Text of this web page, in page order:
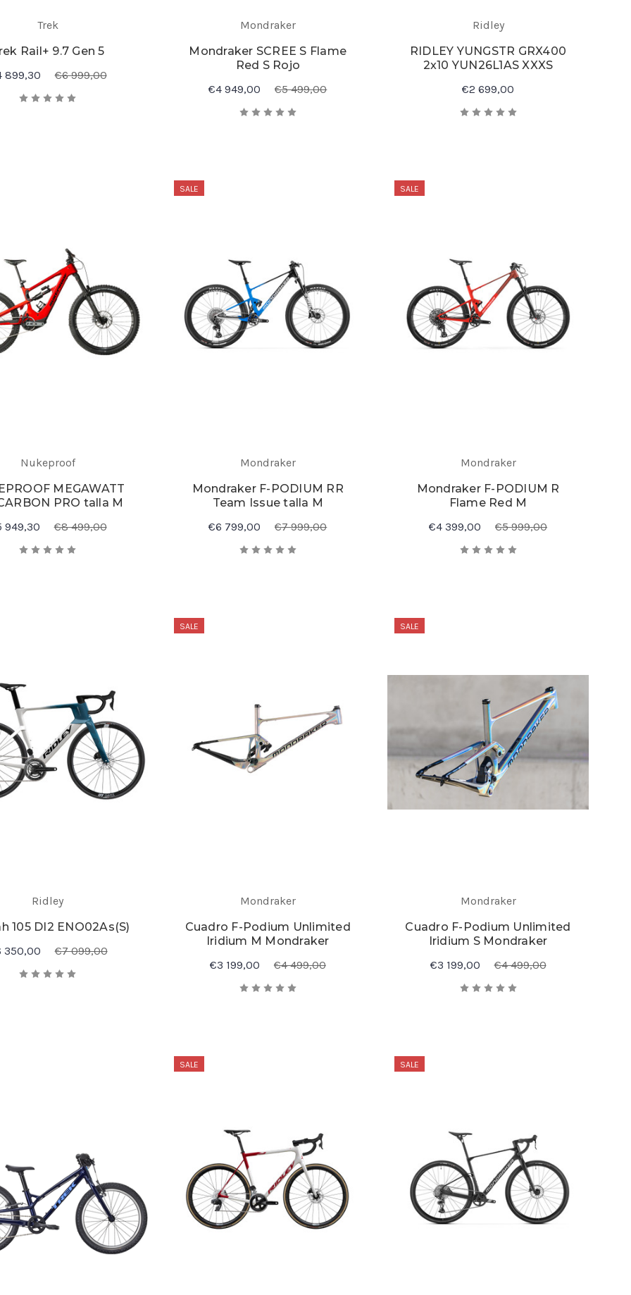
Trek
Rail+ 9.7 Gen 5
899,30
€6 999,00
Mondraker
Mondraker SCREE S Flame
Red S Rojo
€4 949,00
€5 499,00
Ridley
RIDLEY YUNGSTR GRX400
2x10 YUN26L1AS XXXS
€2 699,00
Nukeproof
MEGAWATT
PRO talla M
949,30
€8 499,00
SALE
Mondraker
Mondraker F-PODIUM RR
Team Issue talla M
€6 799,00
€7 999,00
SALE
Mondraker
Mondraker F-PODIUM R
Flame Red M
€4 399,00
€5 999,00
Ridley
105 DI2 ENO02As(S)
350,00
€7 099,00
SALE
Mondraker
Cuadro F-Podium Unlimited
Iridium M Mondraker
€3 199,00
€4 499,00
SALE
Mondraker
Cuadro F-Podium Unlimited
Iridium S Mondraker
€3 199,00
€4 499,00
SALE SALE